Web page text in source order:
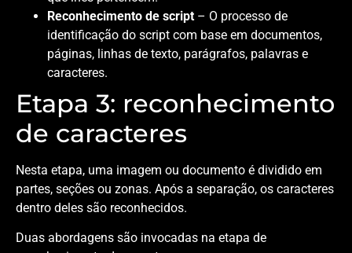
Reconhecimento de script – O processo de
identificação do script com base em documentos,
páginas, linhas de texto, parágrafos, palavras e
caracteres.
Etapa 3: reconhecimento
de caracteres
Nesta etapa, uma imagem ou documento é dividido em
partes, seções ou zonas. Após a separação, os caracteres
dentro deles são reconhecidos.
Duas abordagens são invocadas na etapa de